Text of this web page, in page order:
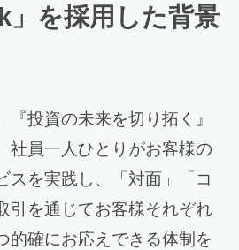
」を採用した背景
『投資の未来を切り拓く』
社員一人ひとりがお客様の
スを実践し、「対面」「コ
引を通じてお客様それぞれ
的確にお応えできる体制を